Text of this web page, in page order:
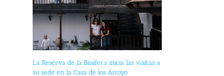
La Reserva de la Biosfera inicia las visitas a
su sede en la Casa de los Arroyo